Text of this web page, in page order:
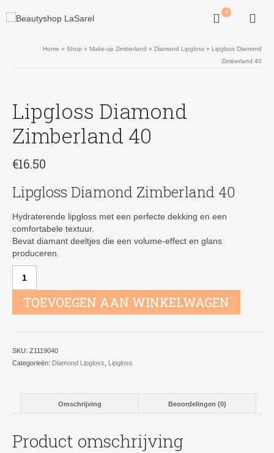
0
Home » Shop » Make-up Zimberland » Diamond Lipgloss » Lipgloss Diamond
Zimberland 40
Lipgloss Diamond
Zimberland 40
€16.50
Lipgloss Diamond Zimberland 40
Hydraterende lipgloss met een perfecte dekking en een
comfortabele textuur.
Bevat diamant deeltjes die een volume-effect en glans
produceren.
Diamond
TOEVOEGEN AAN WINKELWAGEN
SKU: Z1119040
Categorieën: Diamond Lipgloss Lipgloss
Omschrijving Beoordelingen (0)
Product omschrijving